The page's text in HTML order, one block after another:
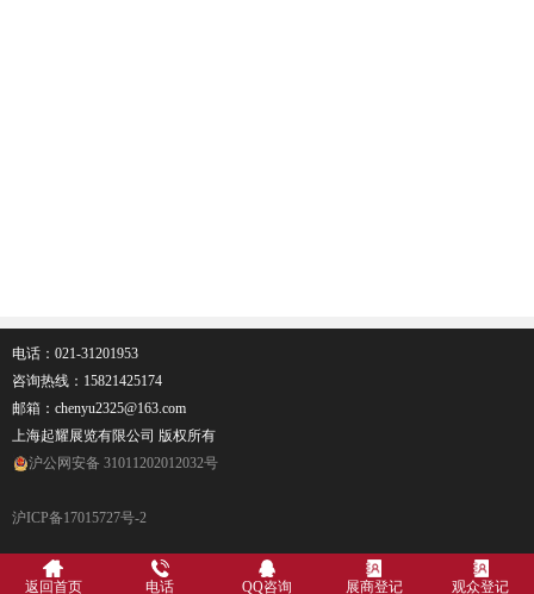
电话：021-31201953
咨询热线： 15821425174
邮箱：chenyu2325@163.com
上海起耀展览有限公司 版权所有
沪公网安备 31011202012032号
沪ICP备17015727号-2
返回首页 电话 QQ咨询 展商登记 观众登记